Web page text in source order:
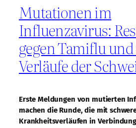
Mutationen im
Influenzavirus:
gegen Tamiflu
Verläufe der
Erste Meldungen von mutierten
machen die Runde, die mit
Krankheitsverläufen in